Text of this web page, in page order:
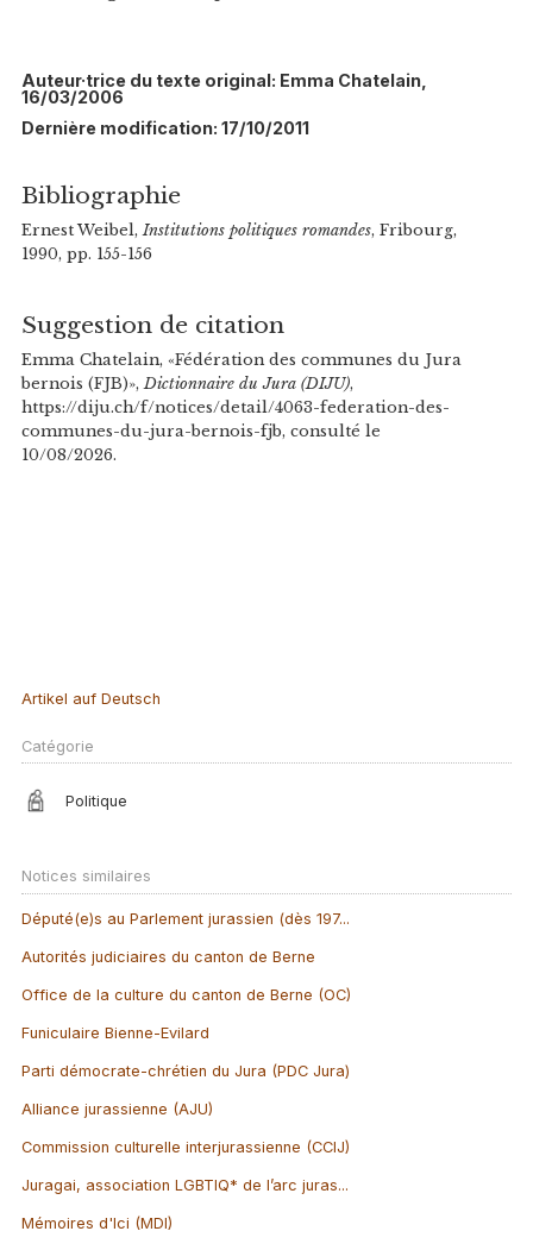
Auteur·trice du texte original: Emma Chatelain,
16/03/2006
Dernière modification: 17/10/2011
Bibliographie
Ernest Weibel,Institutions politiques romandes, Fribourg,
1990, pp. 155-156
Suggestion de citation
Emma Chatelain, «Fédération des communes du Jura
bernois (FJB)»,Dictionnaire du Jura (DIJU),
https://diju.ch/f/notices/detail/4063-federation-des-
communes-du-jura-bernois-fjb, consulté le
10/08/2026.
Artikel auf Deutsch
Catégorie
Politique
Notices similaires
Député(e)s au Parlement jurassien (dès 197...
Autorités judiciaires du canton de Berne
Office de la culture du canton de Berne (OC)
Funiculaire Bienne-Evilard
Parti démocrate-chrétien du Jura (PDC Jura)
Alliance jurassienne (AJU)
Commission culturelle interjurassienne (CCIJ)
Juragai, association LGBTIQ* de l’arc juras...
Mémoires d'Ici (MDI)